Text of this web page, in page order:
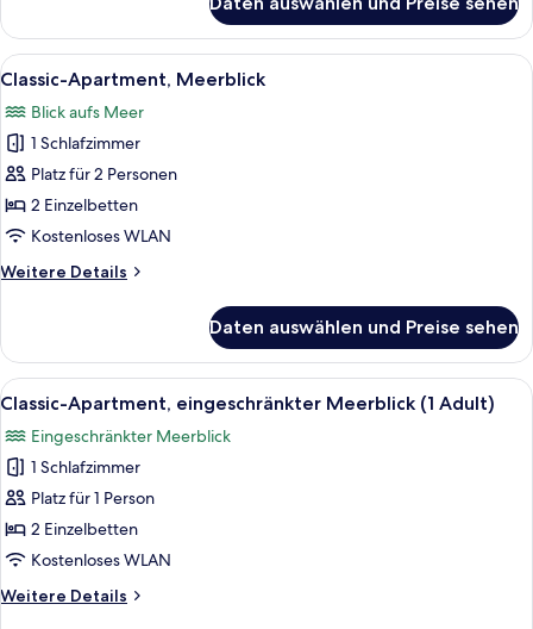
Apartment,
eingeschränkter
Meerblick
Alle
Fotos
für
Classic-
Apartment,
Meerblick
anzeigen
Eine Terrasse mit Blick auf das Meer
25
Classic-Apartment, Meerblick
Blick aufs Meer
1 Schlafzimmer
Platz für 2 Personen
2 Einzelbetten
Kostenloses WLAN
Weitere Details
Weitere
Apartment,
Meerblick
Daten auswählen und Preise sehen
Alle
Fotos
für
Classic-
Apartment,
eingeschränkter
Meerblick
Adult)
Ein Balkon mit Tisch und Stühlen,
20
Classic-Apartment, eingeschränkter Meerblick (1 Adult)
Eingeschränkter Meerblick
1 Schlafzimmer
Platz für 1 Person
2 Einzelbetten
Kostenloses WLAN
Weitere Details
Weitere